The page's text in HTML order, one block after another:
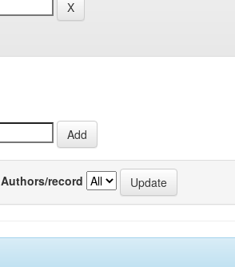
Authors/record